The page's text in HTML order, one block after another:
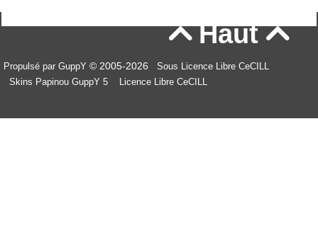
Haut
Propulsé par GuppY © 2005-2026
Sous Licence Libre CeCILL
Skins Papinou GuppY 5
Licence Libre CeCILL